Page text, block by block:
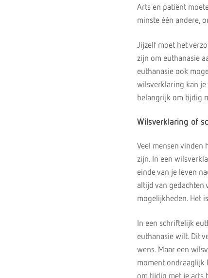
Arts en patiënt
minste één andere,
Jijzelf moet het
zijn om euthanasie
euthanasie ook
wilsverklaring kan je
belangrijk om tijdig
Wilsverklaring of
Veel mensen vinden
zijn. In een
einde van je leven
altijd van gedachten
mogelijkheden. Het
In een schriftelijk
euthanasie wilt. Dit
wens. Maar een
moment ondraaglijk
om tijdig met je arts